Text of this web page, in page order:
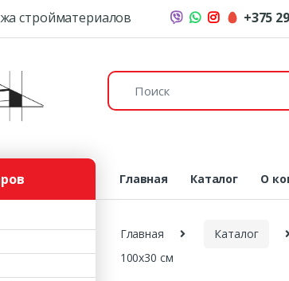
стройматериалов +375
Поиск:
Главная Каталог О
Главная Каталог
100х30 см